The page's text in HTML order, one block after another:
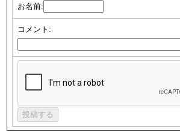
お名前:
コメント: